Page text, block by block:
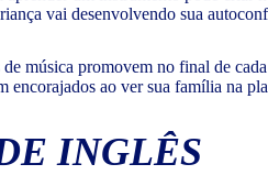
vai desenvolvendo sua
música promovem no final de
encorajados ao ver sua família na
INGLÊS